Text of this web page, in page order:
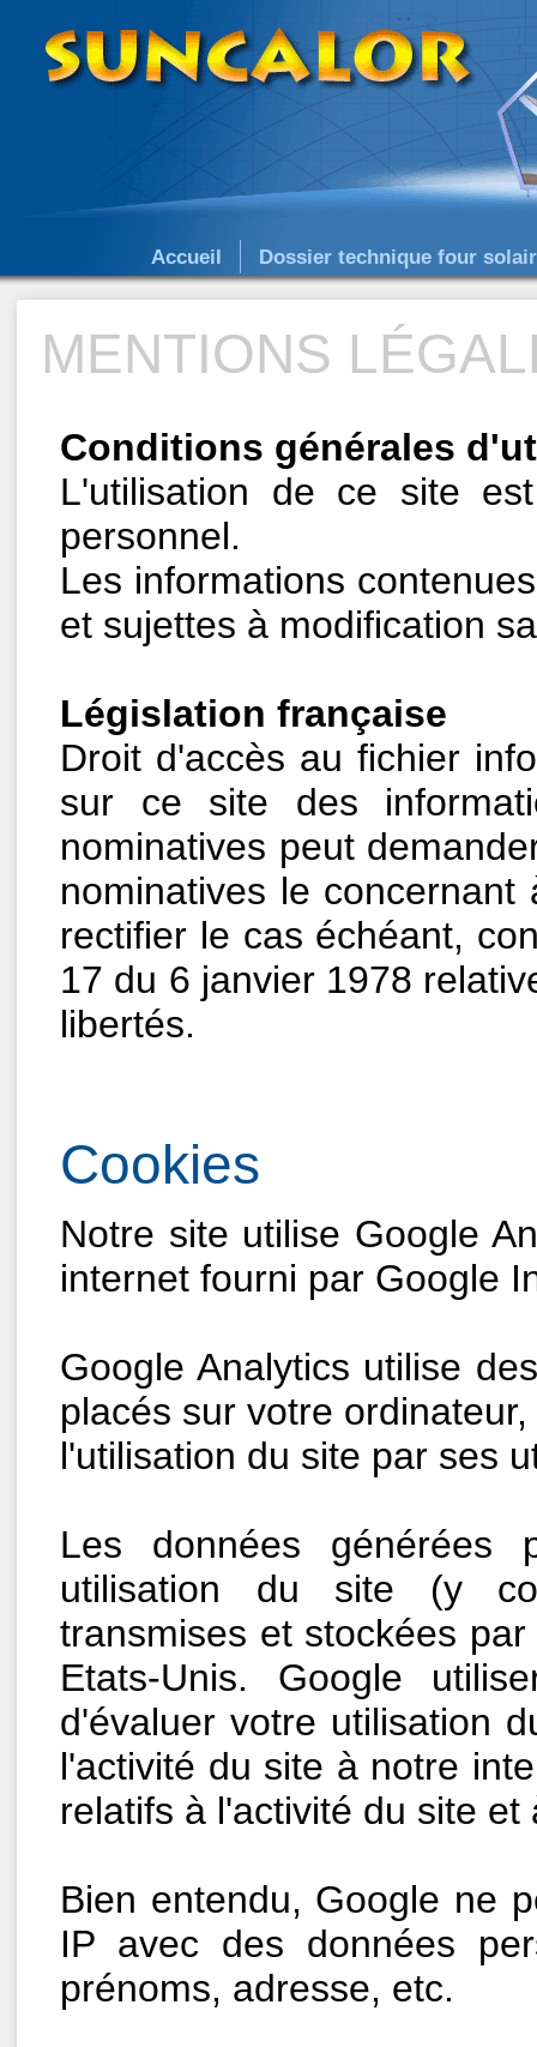
Accueil Dossier technique four
MENTIONS
Conditions générales
L'utilisation de ce site
personnel.
Les informations
et sujettes à modification
Législation française
Droit d'accès au fichier
sur ce site des
nominatives peut
nominatives le
rectifier le cas échéant,
17 du 6 janvier 1978
libertés.
Cookies
Notre site utilise Google
internet fourni par Google
Google Analytics utilise
placés sur votre
l'utilisation du site par ses
Les données générées
utilisation du site (y
transmises et stockées
Etats-Unis. Google
d'évaluer votre utilisation
l'activité du site à notre
relatifs à l'activité du site
Bien entendu, Google ne
IP avec des données
prénoms, adresse, etc.